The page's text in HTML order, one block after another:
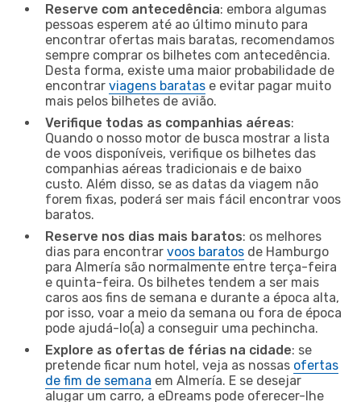
Reserve com antecedência: embora algumas
pessoas esperem até ao último minuto para
encontrar ofertas mais baratas, recomendamos
sempre comprar os bilhetes com antecedência.
Desta forma, existe uma maior probabilidade de
encontrar viagens baratas e evitar pagar muito
mais pelos bilhetes de avião.
Verifique todas as companhias aéreas:
Quando o nosso motor de busca mostrar a lista
de voos disponíveis, verifique os bilhetes das
companhias aéreas tradicionais e de baixo
custo. Além disso, se as datas da viagem não
forem fixas, poderá ser mais fácil encontrar voos
baratos.
Reserve nos dias mais baratos: os melhores
dias para encontrar voos baratos de Hamburgo
para Almería são normalmente entre terça-feira
e quinta-feira. Os bilhetes tendem a ser mais
caros aos fins de semana e durante a época alta,
por isso, voar a meio da semana ou fora de época
pode ajudá-lo(a) a conseguir uma pechincha.
Explore as ofertas de férias na cidade: se
pretende ficar num hotel, veja as nossas ofertas
de fim de semana em Almería. E se desejar
alugar um carro, a eDreams pode oferecer-lhe